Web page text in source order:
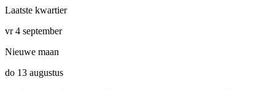
Laatste kwartier
vr 4 september
Nieuwe maan
do 13 augustus